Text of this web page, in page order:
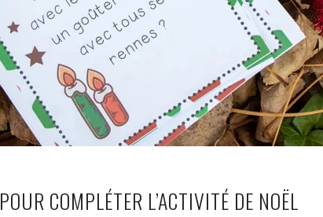
POUR COMPLÉTER L’ACTIVITÉ DE NOËL